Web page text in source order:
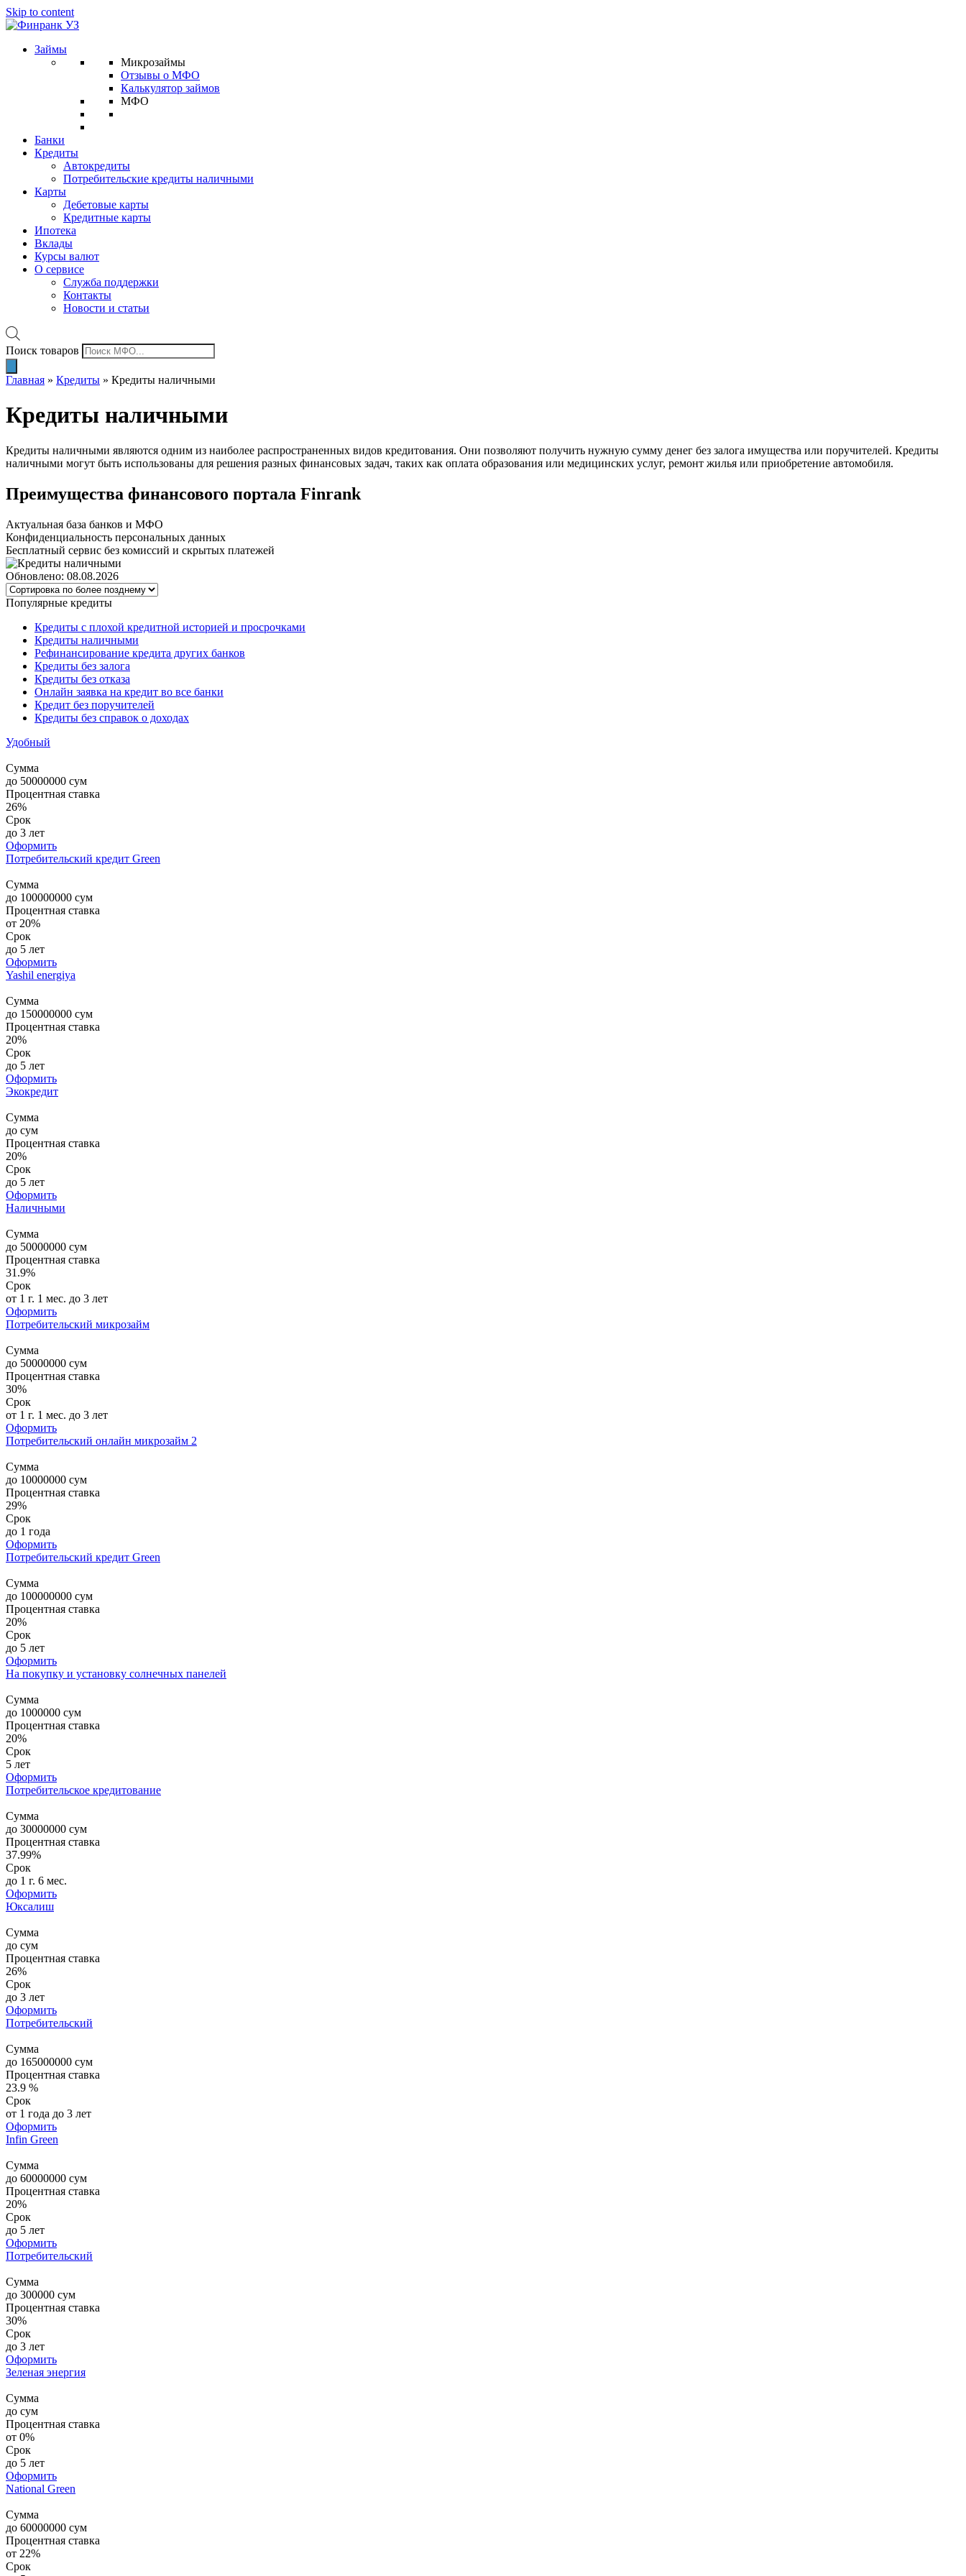
Skip to content
Займы
Микрозаймы
Отзывы о МФО
Калькулятор займов
МФО
Банки
Кредиты
Автокредиты
Потребительские кредиты наличными
Карты
Дебетовые карты
Кредитные карты
Ипотека
Вклады
Курсы валют
О сервисе
Служба поддержки
Контакты
Новости и статьи
Поиск товаров
Главная » Кредиты » Кредиты наличными
Кредиты наличными
Кредиты наличными являются одним из наиболее распространенных видов кредитования. Они позволяют получить нужную сумму денег без залога имущества или поручителей. Кредиты
наличными могут быть использованы для решения разных финансовых задач, таких как оплата образования или медицинских услуг, ремонт жилья или приобретение автомобиля.
Преимущества финансового портала Finrank
Актуальная база банков и МФО
Конфиденциальность персональных данных
Бесплатный сервис без комиссий и скрытых платежей
Обновлено: 08.08.2026
Популярные кредиты
Кредиты с плохой кредитной историей и просрочками
Кредиты наличными
Рефинансирование кредита других банков
Кредиты без залога
Кредиты без отказа
Онлайн заявка на кредит во все банки
Кредит без поручителей
Кредиты без справок о доходах
Удобный
Сумма
до 50000000 сум
Процентная ставка
26%
Срок
до 3 лет
Оформить
Потребительский кредит Green
Сумма
до 100000000 сум
Процентная ставка
от 20%
Срок
до 5 лет
Оформить
Yashil energiya
Сумма
до 150000000 сум
Процентная ставка
20%
Срок
до 5 лет
Оформить
Экокредит
Сумма
до сум
Процентная ставка
20%
Срок
до 5 лет
Оформить
Наличными
Сумма
до 50000000 сум
Процентная ставка
31.9%
Срок
от 1 г. 1 мес. до 3 лет
Оформить
Потребительский микрозайм
Сумма
до 50000000 сум
Процентная ставка
30%
Срок
от 1 г. 1 мес. до 3 лет
Оформить
Потребительский онлайн микрозайм 2
Сумма
до 10000000 сум
Процентная ставка
29%
Срок
до 1 года
Оформить
Потребительский кредит Green
Сумма
до 100000000 сум
Процентная ставка
20%
Срок
до 5 лет
Оформить
На покупку и установку солнечных панелей
Сумма
до 1000000 сум
Процентная ставка
20%
Срок
5 лет
Оформить
Потребительское кредитование
Сумма
до 30000000 сум
Процентная ставка
37.99%
Срок
до 1 г. 6 мес.
Оформить
Юксалиш
Сумма
до сум
Процентная ставка
26%
Срок
до 3 лет
Оформить
Потребительский
Сумма
до 165000000 сум
Процентная ставка
23.9 %
Срок
от 1 года до 3 лет
Оформить
Infin Green
Сумма
до 60000000 сум
Процентная ставка
20%
Срок
до 5 лет
Оформить
Потребительский
Сумма
до 300000 сум
Процентная ставка
30%
Срок
до 3 лет
Оформить
Зеленая энергия
Сумма
до сум
Процентная ставка
от 0%
Срок
до 5 лет
Оформить
National Green
Сумма
до 60000000 сум
Процентная ставка
от 22%
Срок